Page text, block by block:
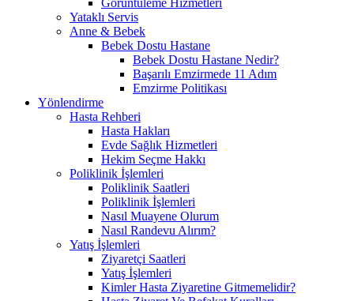
Yataklı Servis
Anne & Bebek
Bebek Dostu Hastane
Bebek Dostu Hastane Nedir?
Başarılı Emzirmede 11 Adım
Emzirme Politikası
Yönlendirme
Hasta Rehberi
Hasta Hakları
Evde Sağlık Hizmetleri
Hekim Seçme Hakkı
Poliklinik İşlemleri
Poliklinik Saatleri
Poliklinik İşlemleri
Nasıl Muayene Olurum
Nasıl Randevu Alırım?
Yatış İşlemleri
Ziyaretçi Saatleri
Yatış İşlemleri
Kimler Hasta Ziyaretine Gitmemelidir?